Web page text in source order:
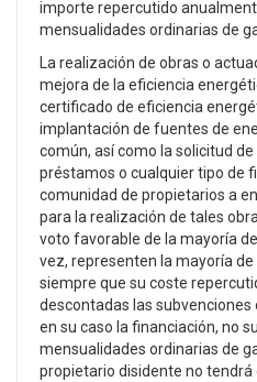
importe repercutido
mensualidades ordinarias de
La realización de obras o
mejora de la eficiencia
certificado de eficiencia
implantación de fuentes de
común, así como la solicitud
préstamos o cualquier tipo de
comunidad de propietarios a
para la realización de tales
voto favorable de la mayoría
vez, representen la mayoría
siempre que su coste
descontadas las subvenciones
en su caso la financiación, no
mensualidades ordinarias de
propietario disidente no tendrá